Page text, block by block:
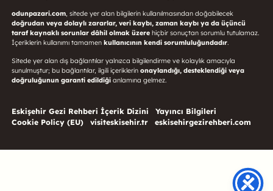
odunpazari.com, sitede yer alan bilgilerin kullanılmasından doğabilecek
doğrudan veya dolaylı zararlar, veri kaybı, zaman kaybı ya da üçüncü
taraf kaynaklı sorunlar dâhil olmak üzerehiçbir sonuçtan sorumlu tutulamaz.
İçeriklerin kullanımı tamamen kullanıcının kendi sorumluluğundadır.
Sitede yer alan dış bağlantılar yalnızca bilgilendirme ve kolaylık amacıyla
sunulmuştur; bu bağlantılar, ilgili içeriklerin onaylandığı, desteklendiği veya
doğruluğunun garanti edildiğianlamına gelmez.
Eskişehir Gezi Rehberi İçerik Dizini
Yayıncı Bilgileri
Cookie Policy (EU)
visiteskisehir.tr eskisehirgezirehberi.com